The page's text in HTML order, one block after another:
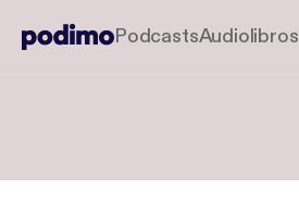
PodcastsAudiolibros